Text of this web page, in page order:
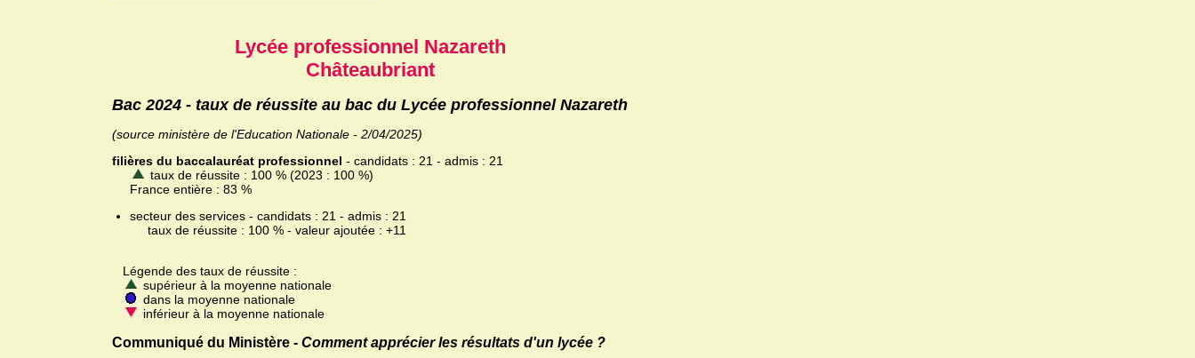
Lycée professionnel Nazareth
Châteaubriant
Bac 2024 - taux de réussite au bac du Lycée professionnel Nazareth
(source ministère de l'Education Nationale - 2/04/2025)
filières du baccalauréat professionnel - candidats : 21 - admis : 21
taux de réussite : 100 % (2023 : 100 %)
France entière : 83 %
secteur des services - candidats : 21 - admis : 21
taux de réussite : 100 % - valeur ajoutée : +11
Légende des taux de réussite :
supérieur à la moyenne nationale
dans la moyenne nationale
inférieur à la moyenne nationale
Communiqué du Ministère - Comment apprécier les résultats d'un lycée ?